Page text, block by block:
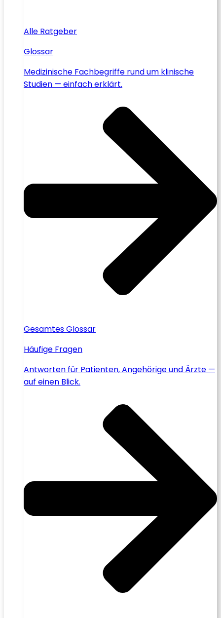
Alle Ratgeber
Glossar
Medizinische Fachbegriffe rund um klinische
Studien — einfach erklärt.
Gesamtes Glossar
Häufige Fragen
Antworten für Patienten, Angehörige und Ärzte —
auf einen Blick.